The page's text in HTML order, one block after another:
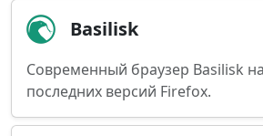
Basilisk
Современный браузер Basilisk
последних версий Firefox.